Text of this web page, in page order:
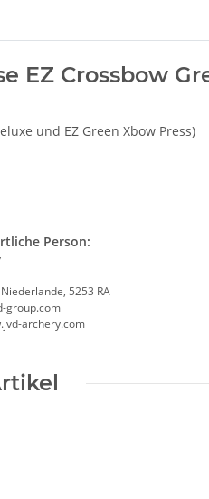
EZ Crossbow
und EZ Green Xbow Press)
Person:
5253 RA
group.com
archery.com